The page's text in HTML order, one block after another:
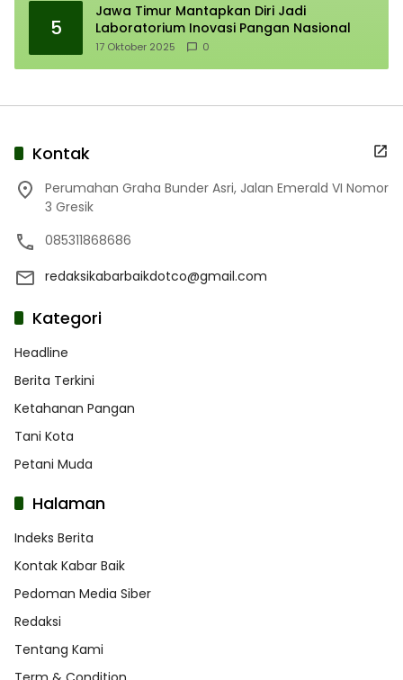
5
Jawa Timur Mantapkan Diri Jadi
Laboratorium Inovasi Pangan Nasional
17 Oktober 2025 0
Kontak
Perumahan Graha Bunder Asri, Jalan Emerald VI Nomor
3 Gresik
085311868686
redaksikabarbaikdotco@gmail.com
Kategori
Headline
Berita Terkini
Ketahanan Pangan
Tani Kota
Petani Muda
Halaman
Indeks Berita
Kontak Kabar Baik
Pedoman Media Siber
Redaksi
Tentang Kami